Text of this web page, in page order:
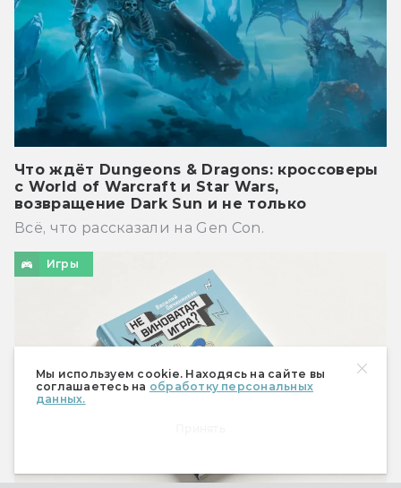
Мы используем cookie. Находясь на сайте вы
соглашаетесь на обработку персональных
данных.
Что ждёт Dungeons & Dragons: кроссоверы
с World of Warcraft и Star Wars,
возвращение Dark Sun и не только
Всё, что рассказали на Gen Con.
Игры